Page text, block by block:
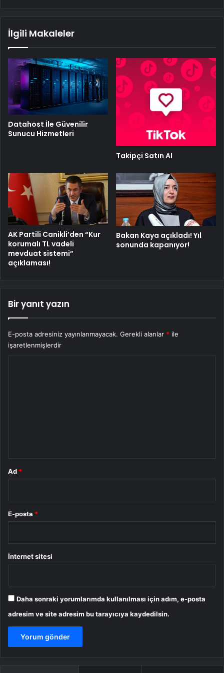
İlgili Makaleler
Datahost İle Güvenilir
Sunucu Hizmetleri
Takipçi Satın Al
AK Partili Canikli’den “Kur
korumalı TL vadeli
mevduat sistemi”
açıklaması!
Bakan Kaya açıkladı! Yıl
sonunda kapanıyor!
Bir yanıt yazın
E-posta adresiniz yayınlanmayacak. Gerekli alanlar * ile
işaretlenmişlerdir
Ad *
E-posta *
İnternet sitesi
Daha sonraki yorumlarımda kullanılması için adım, e-posta
adresim ve site adresim bu tarayıcıya kaydedilsin.